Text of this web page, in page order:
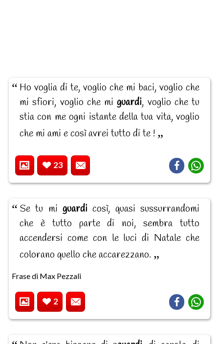
Ho voglia di te, voglio che mi baci, voglio che
mi sfiori, voglio che miguardi, voglio che tu
stia con me ogni istante della tua vita, voglio
che mi ami e così avrei tutto di te !
23
Se tu mi guardi così, quasi sussurrandomi
che è tutto parte di noi, sembra tutto
accendersi come con le luci di Natale che
colorano quello che accarezzano.
Frase di Max Pezzali
2